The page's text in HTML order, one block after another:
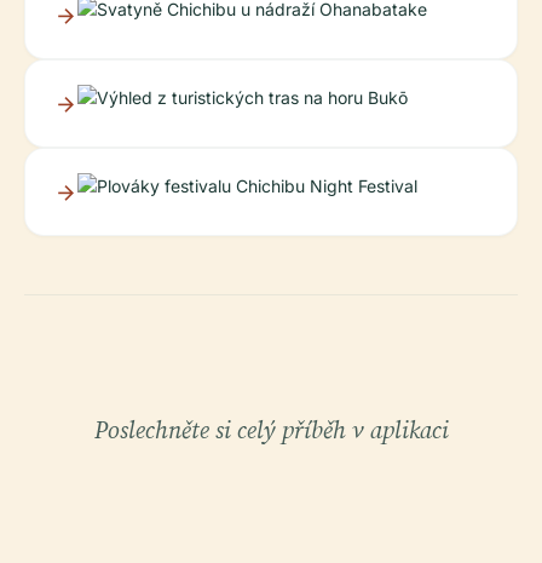
Poslechněte si celý příběh v aplikaci